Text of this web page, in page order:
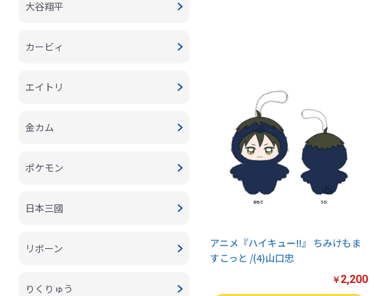
大谷翔平
カービィ
エイトリ
金カム
ポケモン
日本三國
リボーン
りくりゅう
アニメ『ハイキュー!!』 ちみけもま
すこっと /(4)山口忠
￥ 2,200